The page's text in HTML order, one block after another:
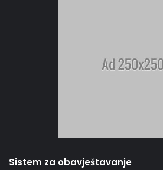
Sistem za obavještavanje